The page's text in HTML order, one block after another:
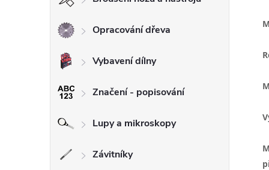
Opracování dřeva
Vybavení dílny
Značení - popisování
Lupy a mikroskopy
Závitníky